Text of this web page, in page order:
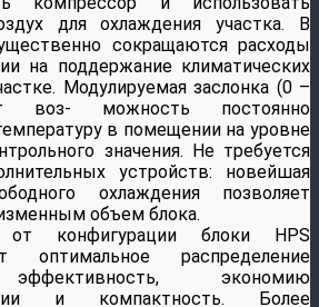
для охлаждения участка. В
сокращаются расходы
на поддержание климатических
Модулируемая заслонка (0 –
воз- можность постоянно
в помещении на уровне
значения. Не требуется
устройств: новейшая
охлаждения позволяет
объем блока.
от конфигурации блоки HPS
оптимальное распределение
экономию
и компактность. Более